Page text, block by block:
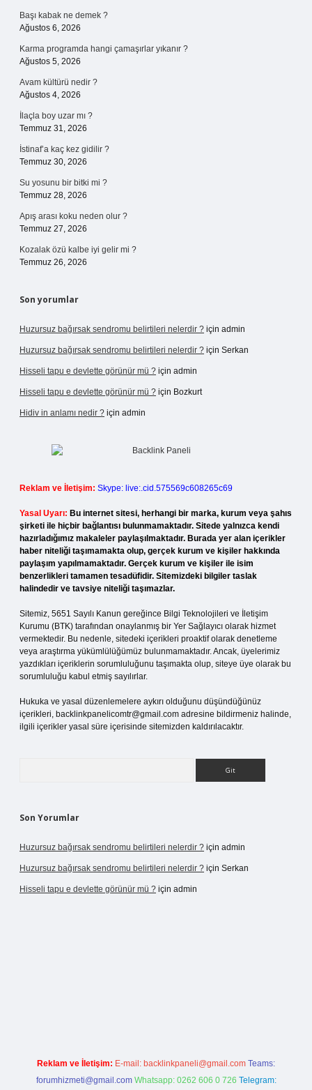
Başı kabak ne demek ?
Ağustos 6, 2026
Karma programda hangi çamaşırlar yıkanır ?
Ağustos 5, 2026
Avam kültürü nedir ?
Ağustos 4, 2026
İlaçla boy uzar mı ?
Temmuz 31, 2026
İstinaf’a kaç kez gidilir ?
Temmuz 30, 2026
Su yosunu bir bitki mi ?
Temmuz 28, 2026
Apış arası koku neden olur ?
Temmuz 27, 2026
Kozalak özü kalbe iyi gelir mi ?
Temmuz 26, 2026
Son yorumlar
Huzursuz bağırsak sendromu belirtileri nelerdir ? için admin
Huzursuz bağırsak sendromu belirtileri nelerdir ? için Serkan
Hisseli tapu e devlette görünür mü ? için admin
Hisseli tapu e devlette görünür mü ? için Bozkurt
Hidiv in anlamı nedir ? için admin
Reklam ve İletişim: Skype: live:.cid.575569c608265c69
Yasal Uyarı: Bu internet sitesi, herhangi bir marka, kurum veya şahıs
şirketi ile hiçbir bağlantısı bulunmamaktadır. Sitede yalnızca kendi
hazırladığımız makaleler paylaşılmaktadır. Burada yer alan içerikler
haber niteliği taşımamakta olup, gerçek kurum ve kişiler hakkında
paylaşım yapılmamaktadır. Gerçek kurum ve kişiler ile isim
benzerlikleri tamamen tesadüfidir. Sitemizdeki bilgiler taslak
halindedir ve tavsiye niteliği taşımazlar.
Sitemiz, 5651 Sayılı Kanun gereğince Bilgi Teknolojileri ve İletişim
Kurumu (BTK) tarafından onaylanmış bir Yer Sağlayıcı olarak hizmet
vermektedir. Bu nedenle, sitedeki içerikleri proaktif olarak denetleme
veya araştırma yükümlülüğümüz bulunmamaktadır. Ancak, üyelerimiz
yazdıkları içeriklerin sorumluluğunu taşımakta olup, siteye üye olarak bu
sorumluluğu kabul etmiş sayılırlar.
Hukuka ve yasal düzenlemelere aykırı olduğunu düşündüğünüz
içerikleri, backlinkpanelicomtr@gmail.com adresine bildirmeniz halinde,
ilgili içerikler yasal süre içerisinde sitemizden kaldırılacaktır.
Son Yorumlar
Huzursuz bağırsak sendromu belirtileri nelerdir ? için admin
Huzursuz bağırsak sendromu belirtileri nelerdir ? için Serkan
Hisseli tapu e devlette görünür mü ? için admin
Reklam ve İletişim: E-mail: backlinkpaneli@gmail.com Teams:
forumhizmeti@gmail.com Whatsapp: 0262 606 0 726 Telegram: